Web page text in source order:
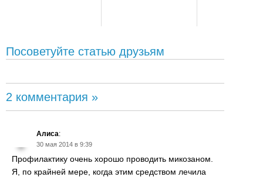
Посоветуйте статью друзьям
2 комментария »
Алиса:
30 мая 2014 в 9:39
Профилактику очень хорошо проводить микозаном.
Я, по крайней мере, когда этим средством лечила